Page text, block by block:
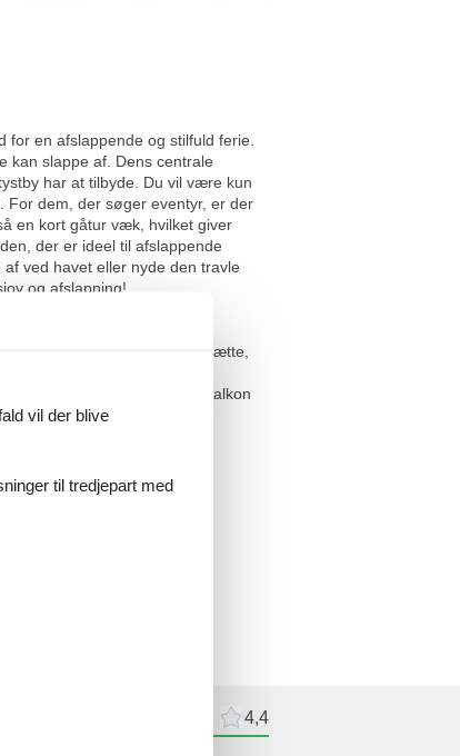
en afslappende og stilfuld ferie.
kan slappe af. Dens centrale
har at tilbyde. Du vil være kun
dem, der søger eventyr, er der
en kort gåtur væk, hvilket giver
der er ideel til afslappende
ved havet eller nyde den travle
og afslapning!
elkedel, brødrister, emhætte,
med
tørretumbler, balkon
at parkering ved
indtag i denne feriebolig
4,4
vil der blive
til tredjepart med